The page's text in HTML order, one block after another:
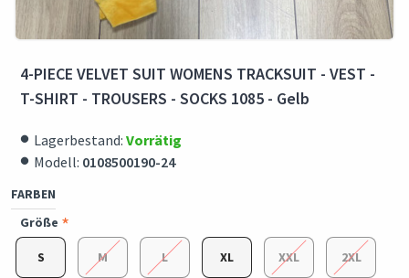
4-PIECE VELVET SUIT WOMENS TRACKSUIT - VEST -
T-SHIRT - TROUSERS - SOCKS 1085 - Gelb
Lagerbestand: Vorrätig
Modell: 0108500190-24
FARBEN
Größe
S M L XL XXL 2XL
Einfache Rückgabe